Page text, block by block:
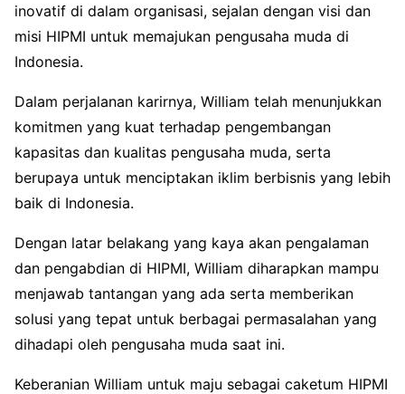
inovatif di dalam organisasi, sejalan dengan visi dan
misi HIPMI untuk memajukan pengusaha muda di
Indonesia.
Dalam perjalanan karirnya, William telah menunjukkan
komitmen yang kuat terhadap pengembangan
kapasitas dan kualitas pengusaha muda, serta
berupaya untuk menciptakan iklim berbisnis yang lebih
baik di Indonesia.
Dengan latar belakang yang kaya akan pengalaman
dan pengabdian di HIPMI, William diharapkan mampu
menjawab tantangan yang ada serta memberikan
solusi yang tepat untuk berbagai permasalahan yang
dihadapi oleh pengusaha muda saat ini.
Keberanian William untuk maju sebagai caketum HIPMI